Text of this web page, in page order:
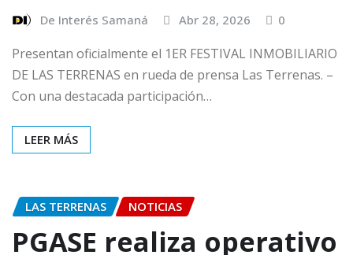
De Interés Samaná Abr 28, 2026 0
Presentan oficialmente el 1ER FESTIVAL INMOBILIARIO
DE LAS TERRENAS en rueda de prensa Las Terrenas. –
Con una destacada participación…
LEER MÁS
LAS TERRENAS NOTICIAS
PGASE realiza operativo